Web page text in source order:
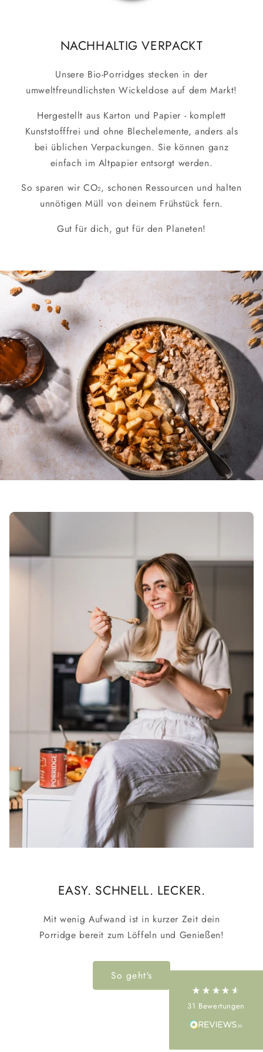
NACHHALTIG VERPACKT
Unsere Bio-Porridges stecken in der
umweltfreundlichsten Wickeldose auf dem Markt!
Hergestellt aus Karton und Papier - komplett
Kunststofffrei und ohne Blechelemente, anders als
bei üblichen Verpackungen. Sie können ganz
einfach im Altpapier entsorgt werden.
So sparen wir CO₂, schonen Ressourcen und halten
unnötigen Müll von deinem Frühstück fern.
Gut für dich, gut für den Planeten!
EASY. SCHNELL. LECKER.
Mit wenig Aufwand ist in kurzer Zeit dein
Porridge bereit zum Löffeln und Genießen!
So geht's
31 Bewertungen
4,5 Rating 31 Bewertungen
Monika Sandig
Verifizierter Kunde
gute Inhaltstoffe